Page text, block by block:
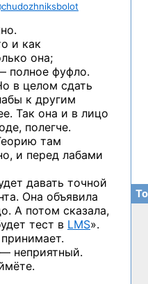
и как
она;
полное фуфло.
в целом сдать
к другим
Так она и в лицо
полегче.
там
и перед лабами
давать точной
Она объявила
А потом сказала,
тест в LMS».
неприятный.